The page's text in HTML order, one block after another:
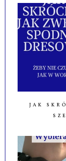
JAK